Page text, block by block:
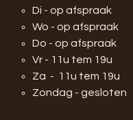
Di - op afspraak
Wo - op afspraak
Do - op afspraak
Vr - 11u tem 19u
Za - 11u tem 19u
Zondag - gesloten